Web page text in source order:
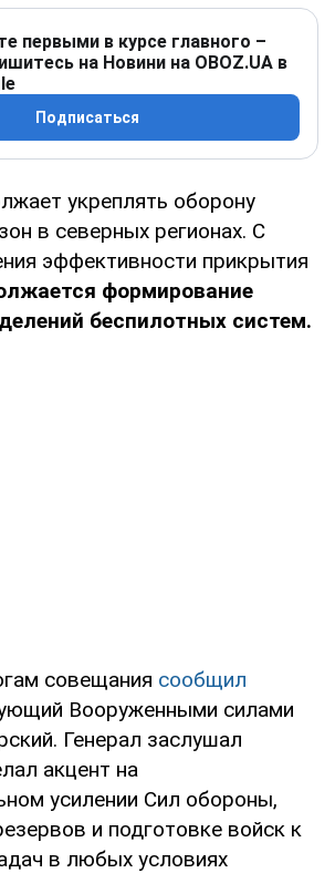
первыми в курсе главного –
на Новини на OBOZ.UA в
Подписаться
укреплять оборону
в северных регионах. С
эффективности прикрытия
формирование
беспилотных систем.
совещания сообщил
Вооруженными силами
Генерал заслушал
акцент на
усилении Сил обороны,
и подготовке войск к
в любых условиях